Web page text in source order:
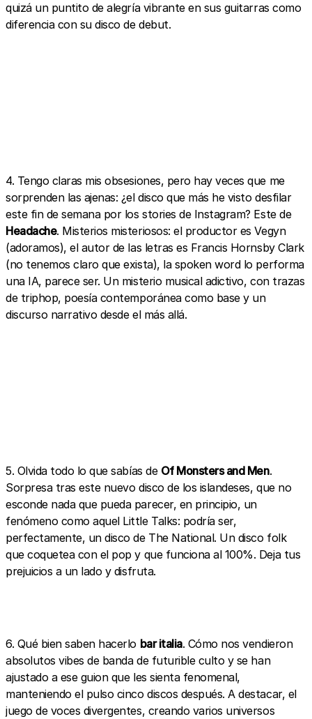
quizá un puntito de alegría vibrante en sus guitarras como
diferencia con su disco de debut.
4. Tengo claras mis obsesiones, pero hay veces que me
sorprenden las ajenas: ¿el disco que más he visto desfilar
este fin de semana por los stories de Instagram? Este de
Headache. Misterios misteriosos: el productor es Vegyn
(adoramos), el autor de las letras es Francis Hornsby Clark
(no tenemos claro que exista), la spoken word lo performa
una IA, parece ser. Un misterio musical adictivo, con trazas
de triphop, poesía contemporánea como base y un
discurso narrativo desde el más allá.
5. Olvida todo lo que sabías de Of Monsters and Men.
Sorpresa tras este nuevo disco de los islandeses, que no
esconde nada que pueda parecer, en principio, un
fenómeno como aquel Little Talks: podría ser,
perfectamente, un disco de The National. Un disco folk
que coquetea con el pop y que funciona al 100%. Deja tus
prejuicios a un lado y disfruta.
6. Qué bien saben hacerlo bar italia. Cómo nos vendieron
absolutos vibes de banda de futurible culto y se han
ajustado a ese guion que les sienta fenomenal,
manteniendo el pulso cinco discos después. A destacar, el
juego de voces divergentes, creando varios universos